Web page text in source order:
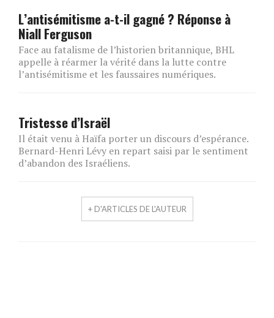
L’antisémitisme a-t-il gagné ? Réponse à
Niall Ferguson
Face au fatalisme de l’historien britannique, BHL
appelle à réarmer la vérité dans la lutte contre
l’antisémitisme et les faussaires numériques.
Tristesse d’Israël
Il était venu à Haïfa porter un discours d’espérance.
Bernard-Henri Lévy en repart saisi par le sentiment
d’abandon des Israéliens.
+ D'ARTICLES DE L'AUTEUR